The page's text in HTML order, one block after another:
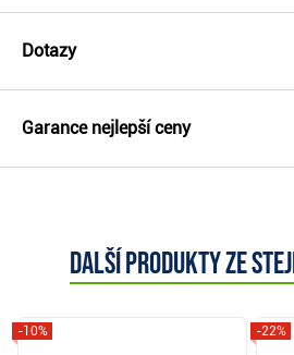
Dotazy
Garance nejlepší ceny
Další produkty ze
-10% -22%